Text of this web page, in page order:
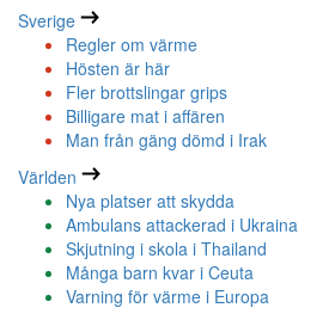
Sverige
Regler om värme
Hösten är här
Fler brottslingar grips
Billigare mat i affären
Man från gäng dömd i Irak
Världen
Nya platser att skydda
Ambulans attackerad i Ukraina
Skjutning i skola i Thailand
Många barn kvar i Ceuta
Varning för värme i Europa